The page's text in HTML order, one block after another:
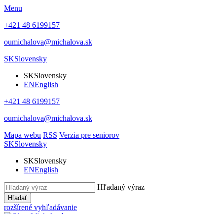
Menu
+421 48 6199157
oumichalova@michalova.sk
SKSlovensky
SKSlovensky
ENEnglish
+421 48 6199157
oumichalova@michalova.sk
Mapa webu RSS Verzia pre seniorov
SKSlovensky
SKSlovensky
ENEnglish
Hľadaný výraz
Hľadať
rozšírené vyhľadávanie